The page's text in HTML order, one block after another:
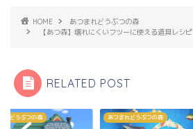
HOME
あつまれどうぶつの森
【あつ森】壊れにくいフツーに使える道具レシピ
RELATED POST
れどうぶつの森 あつまれどうぶつの森